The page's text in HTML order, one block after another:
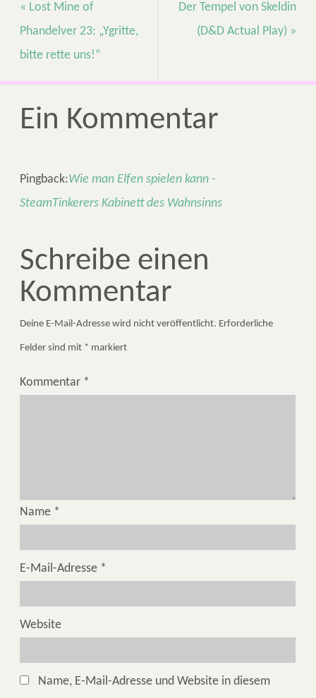
« Lost Mine of
Phandelver 23: „Ygritte,
bitte rette uns!“
Der Tempel von Skeldin
(D&D Actual Play) »
Ein Kommentar
Pingback:Wie man Elfen spielen kann -
SteamTinkerers Kabinett des Wahnsinns
Schreibe einen
Kommentar
Deine E-Mail-Adresse wird nicht veröffentlicht. Erforderliche
Felder sind mit * markiert
Kommentar *
Name *
E-Mail-Adresse *
Website
Name, E-Mail-Adresse und Website in diesem